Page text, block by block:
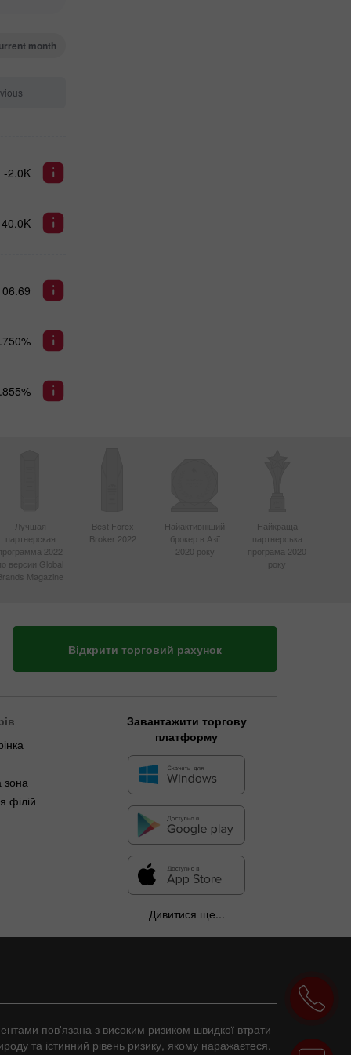
month
-2.0K
Лучшая
партнерская
2022
версии Global
Magazine
Best Forex
Broker 2022
Найактивніший
брокер в Азії
2020 року
Найкраща
партнерська
програма 2020
року
Відкрити торговий рахунок
зона
філій
Завантажити торгову
платформу
Дивитися ще...
пов'язана з високим ризиком швидкої втрати
та істинний рівень ризику, якому наражаєтеся.